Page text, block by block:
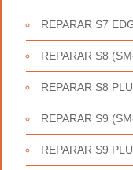
REPARAR S7
REPARAR S8
REPARAR S8
REPARAR S9
REPARAR S9